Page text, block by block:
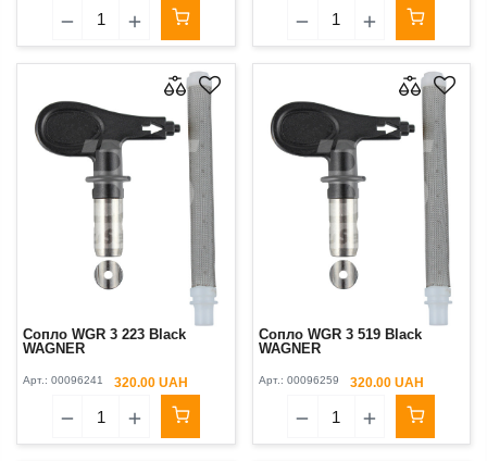
Сопло WGR 3 223 Black
WAGNER
Арт.: 00096241 320.00 UAH
Сопло WGR 3 519 Black
WAGNER
Арт.: 00096259 320.00 UAH